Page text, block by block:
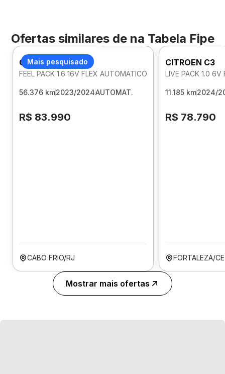
Ofertas similares de na Tabela Fipe
Mais pesquisado
Foto 360º
CITROEN C3
FEEL PACK 1.6 16V FLEX AUTOMATICO
56.376 km2023/2024AUTOMAT.
R$ 83.990
CABO FRIO/RJ
CITROEN C3
LIVE PACK 1.0 6V
11.185 km2024/
R$ 78.790
FORTALEZA/CE
Mostrar mais ofertas